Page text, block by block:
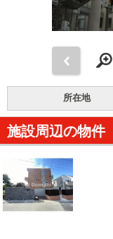
所在地
施設周辺の物件